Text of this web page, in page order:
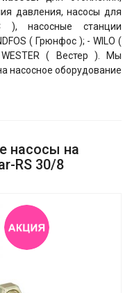
давления, насосы для
), насосные станции
( Грюнфос ); - WILO (
( Вестер ). Мы
насосное оборудование
насосы на
RS 30/8